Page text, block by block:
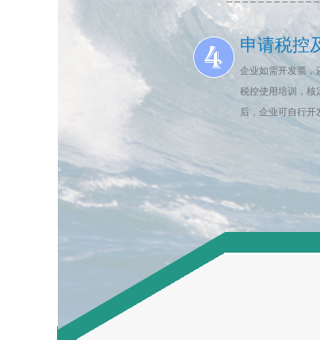
申请税控
企业如需开发票，
税控使用培训，核
后，企业可自行开